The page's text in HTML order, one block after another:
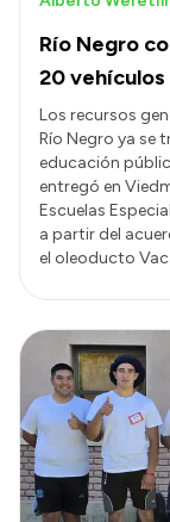
Río Negro
20
Los recursos
Río Negro ya se
educación
entregó en
Escuelas
a partir del
el oleoducto